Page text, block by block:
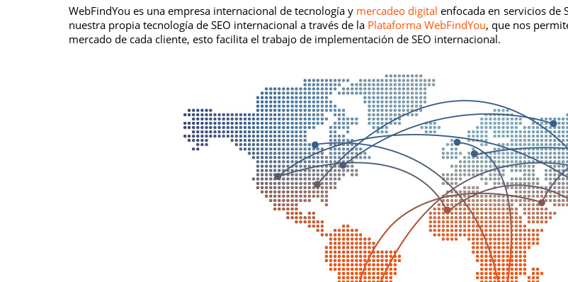
WebFindYou es una empresa internacional de tecnología y mercadeo digital enfocada en servicios de
nuestra propia tecnología de SEO internacional a través de la Plataforma WebFindYou, que nos
mercado de cada cliente, esto facilita el trabajo de implementación de SEO internacional.